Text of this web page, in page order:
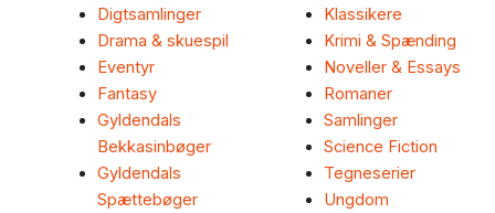
Digtsamlinger
Drama & skuespil
Eventyr
Fantasy
Gyldendals
Bekkasinbøger
Gyldendals
Spættebøger
Klassikere
Krimi & Spænding
Noveller & Essays
Romaner
Samlinger
Science Fiction
Tegneserier
Ungdom